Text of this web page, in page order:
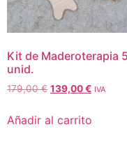
Kit de Maderoterapia 5
unid.
179,00€ 139,00€ IVA
Añadir al carrito